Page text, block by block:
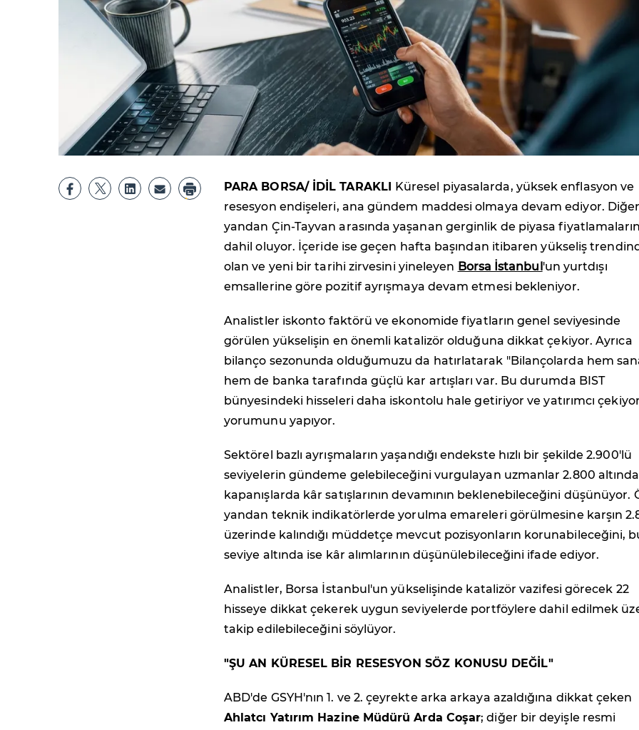
PARA BORSA/ İDİL TARAKLI
Küresel piyasalarda, yüksek enflasyon ve
resesyon endişeleri, ana gündem maddesi olmaya devam ediyor. Diğer
yandan Çin-Tayvan arasında yaşanan gerginlik de piyasa
dahil oluyor. İçeride ise geçen hafta başından itibaren yükseliş
olan ve yeni bir tarihi zirvesini yineleyen Borsa İstanbul 'un yurtdışı
emsallerine göre pozitif ayrışmaya devam etmesi bekleniyor.
Analistler iskonto faktörü ve ekonomide fiyatların genel seviyesinde
görülen yükselişin en önemli katalizör olduğuna dikkat çekiyor. Ayrıca
bilanço sezonunda olduğumuzu da hatırlatarak "Bilançolarda hem
hem de banka tarafında güçlü kar artışları var. Bu durumda BIST
bünyesindeki hisseleri daha iskontolu hale getiriyor ve yatırımcı
yorumunu yapıyor.
Sektörel bazlı ayrışmaların yaşandığı endekste hızlı bir şekilde 2.900'lü
seviyelerin gündeme gelebileceğini vurgulayan uzmanlar 2.800
kapanışlarda kâr satışlarının devamının beklenebileceğini düşünüyor.
yandan teknik indikatörlerde yorulma emareleri görülmesine karşın
üzerinde kalındığı müddetçe mevcut pozisyonların korunabileceğini,
seviye altında ise kâr alımlarının düşünülebileceğini ifade ediyor.
Analistler, Borsa İstanbul'un yükselişinde katalizör vazifesi görecek 22
hisseye dikkat çekerek uygun seviyelerde portföylere dahil edilmek
takip edilebileceğini söylüyor.
"ŞU AN KÜRESEL BİR RESESYON SÖZ KONUSU DEĞİL"
ABD'de GSYH'nın 1. ve 2. çeyrekte arka arkaya azaldığına dikkat çeken
Ahlatcı Yatırım Hazine Müdürü Arda Coşar; diğer bir deyişle resmi